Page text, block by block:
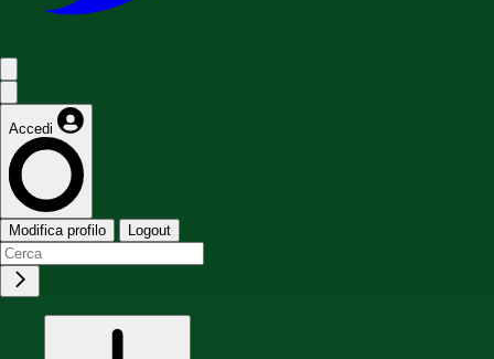
Accedi
Modifica profilo Logout